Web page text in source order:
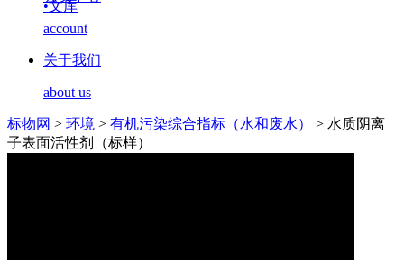
•文库
account
关于我们
about us
标物网 > 环境 > 有机污染综合指标（水和废水） > 水质阴离
子表面活性剂（标样）